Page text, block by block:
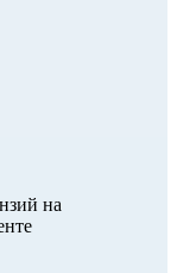
на